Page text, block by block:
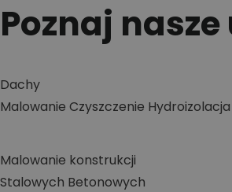
Poznaj nasze
Dachy
Malowanie Czyszczenie Hydroizolacja
Malowanie konstrukcji
Stalowych Betonowych